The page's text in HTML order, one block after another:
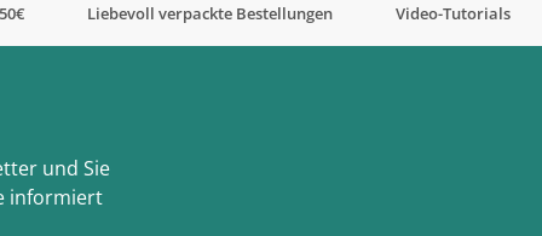
Liebevoll verpackte Bestellungen Video-Tutorials
und Sie
informiert